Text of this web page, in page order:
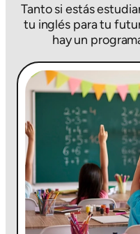
Tanto si estás
tu inglés para tu
hay un